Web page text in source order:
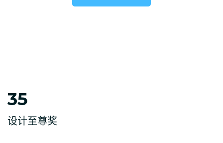
35
设计至尊奖